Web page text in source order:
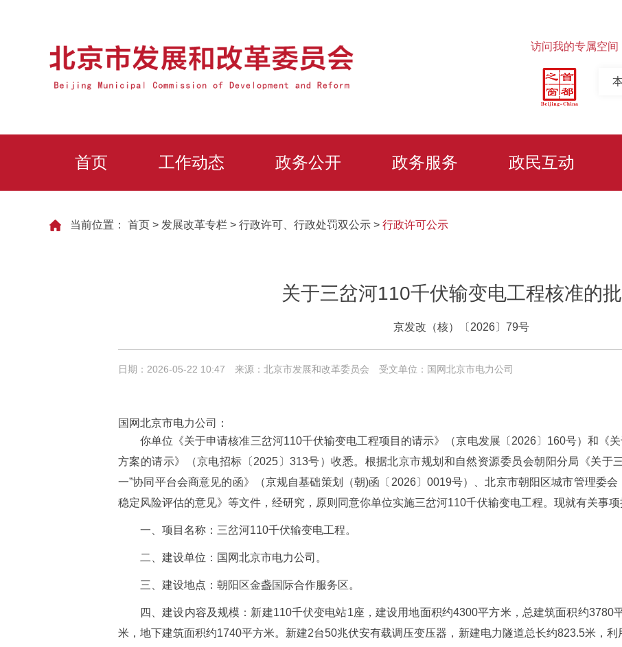
访问我的专属空间
首页 工作动态 政务公开 政务服务 政民互动
当前位置： 首页 > 发展改革专栏 > 行政许可、行政处罚双公示 > 行政许可公示
关于三岔河110千伏输变电工程核准的
京发改（核）〔2026〕79号
日期：2026-05-22 10:47 来源：北京市发展和改革委员会 受文单位：国网北京市电力公司
国网北京市电力公司：
你单位《关于申请核准三岔河110千伏输变电工程项目的请示》（京电发展〔2026〕160号）和《
方案的请示》（京电招标〔2025〕313号）收悉。根据北京市规划和自然资源委员会朝阳分局《关于
一”协同平台会商意见的函》（京规自基础策划（朝)函〔2026〕0019号）、北京市朝阳区城市管理委
稳定风险评估的意见》等文件，经研究，原则同意你单位实施三岔河110千伏输变电工程。现就有关事项
一、项目名称：三岔河110千伏输变电工程。
二、建设单位：国网北京市电力公司。
三、建设地点：朝阳区金盏国际合作服务区。
四、建设内容及规模：新建110千伏变电站1座，建设用地面积约4300平方米，总建筑面积约3780
米，地下建筑面积约1740平方米。新建2台50兆伏安有载调压变压器，新建电力隧道总长约823.5米，